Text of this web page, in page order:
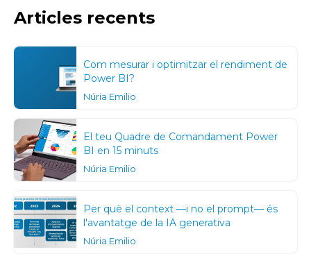
Articles recents
Com mesurar i optimitzar el rendiment de
Power BI?
Núria Emilio
El teu Quadre de Comandament Power
BI en 15 minuts
Núria Emilio
Per què el context —i no el prompt— és
l'avantatge de la IA generativa
Núria Emilio